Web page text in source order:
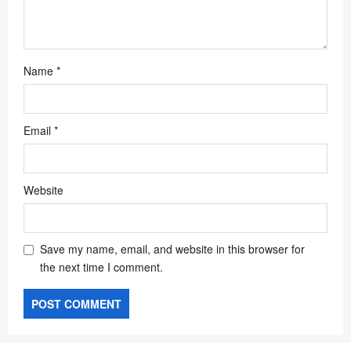
Name *
Email *
Website
Save my name, email, and website in this browser for
the next time I comment.